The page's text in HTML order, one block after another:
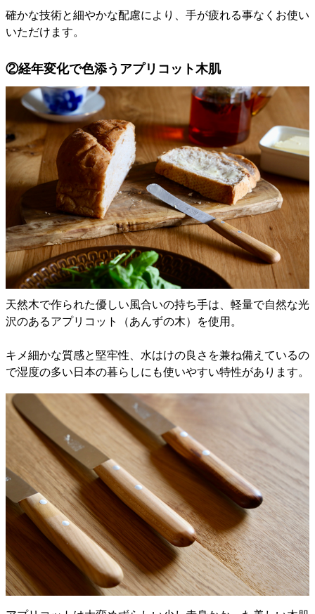
確かな技術と細やかな配慮により、手が疲れる事なくお使い
いただけます。
②経年変化で色添うアプリコット木肌
天然木で作られた優しい風合いの持ち手は、軽量で自然な光
沢のあるアプリコット（あんずの木）を使用。
キメ細かな質感と堅牢性、水はけの良さを兼ね備えているの
で湿度の多い日本の暮らしにも使いやすい特性があります。